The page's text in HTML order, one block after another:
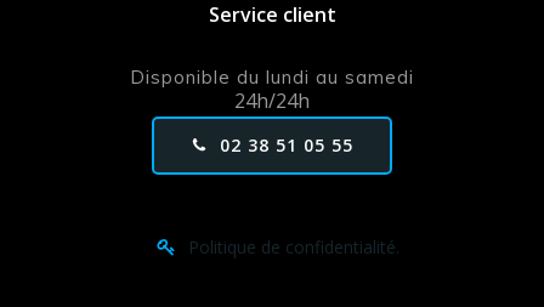
Service client
Disponible du lundi au samedi
24h/24h
02 38 51 05 55
Politique de confidentialité.